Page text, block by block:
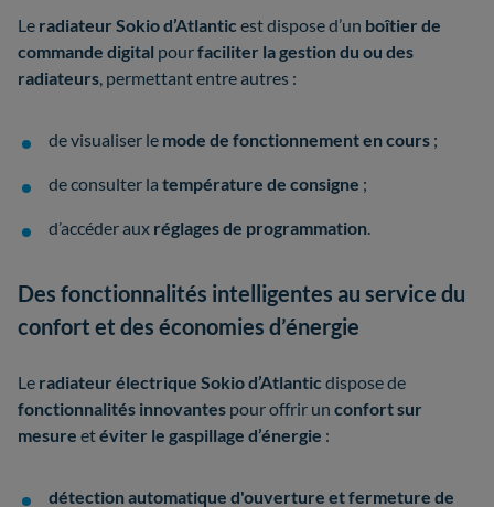
Le radiateur Sokio d’Atlantic est dispose d’un boîtier de
commande digital pourfaciliter la gestion du ou des
radiateurs, permettant entre autres :
de visualiser le mode de fonctionnement en cours ;
de consulter la température de consigne ;
d’accéder aux réglages de programmation.
Des fonctionnalités intelligentes au service du
confort et des économies d’énergie
Le radiateur électrique Sokio d’Atlantic dispose de
fonctionnalités innovantes pour offrir un confort sur
mesure etéviter le gaspillage d’énergie :
détection automatique d'ouverture et fermeture de